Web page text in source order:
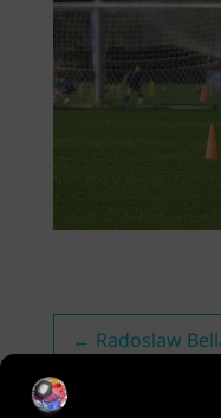
← Radoslaw